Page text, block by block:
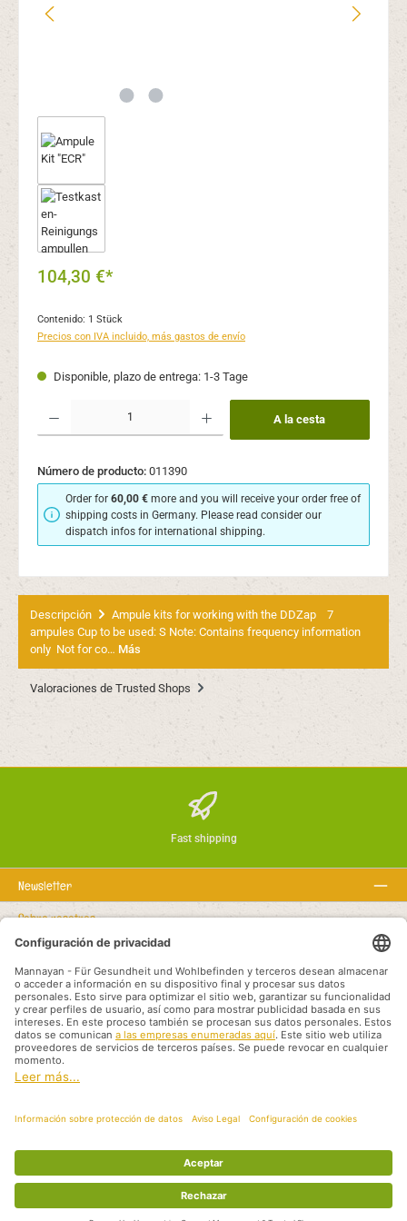
104,30 €*
Contenido: 1 Stück
Precios con IVA incluido, más gastos de envío
Disponible, plazo de entrega: 1-3 Tage
Cantidad del producto: introduce la cantidad deseada o usa los botones para
A la cesta
Número de producto: 011390
Order for60,00 € more and you will receive your order free of
shipping costs in Germany. Please read consider our
dispatch infos for international shipping.
Descripción
Ampule kits for working with the DDZap 7
ampules Cup to be used: S Note: Contains frequency information
only Not for co… Más
Valoraciones de Trusted Shops
Fast shipping
Newsletter
Sobre nosotros
Textos legales
Línea de asistencia
Recommended links
Modalidades de pago
Shipping methods
Aviso legal Protección de datos
Condiciones generales
, los gastos de envío
de envío, a menos que se indique lo contrario.
© 2026 Mannayan - für Gesundheit und Wohlbefinden - All Rights Reserved.